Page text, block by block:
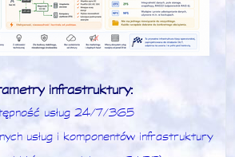
infrastruktury:
usług 24/7/365
usług i komponentów infrastruktury